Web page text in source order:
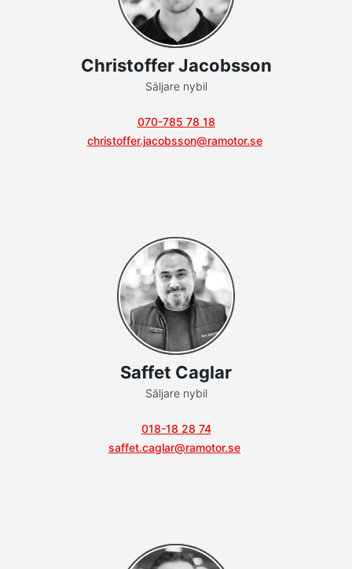
Christoffer Jacobsson
Säljare nybil
070-785 78 18
christoffer.jacobsson@ramotor.se
Saffet Caglar
Säljare nybil
018-18 28 74
saffet.caglar@ramotor.se